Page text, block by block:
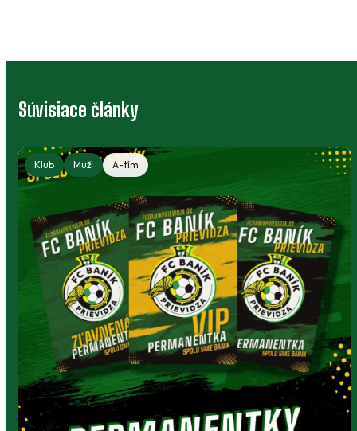
Súvisiace články
Klub Muži A-tím